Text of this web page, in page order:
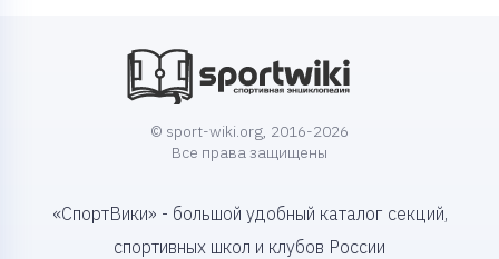
© sport-wiki.org, 2016-2026
Все права защищены
«СпортВики» - большой удобный каталог секций,
спортивных школ и клубов России